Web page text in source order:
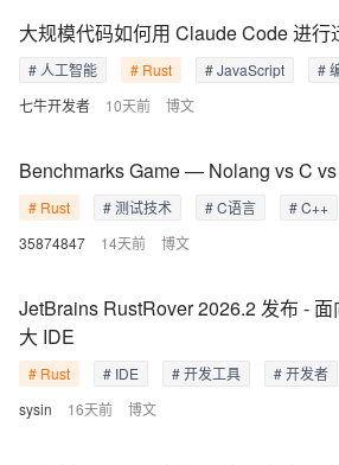
七牛开发者 10天前 博文
大规模代码如何用 Claude Code 进行
# 人工智能 # Rust # JavaScript #
35874847 14天前 博文
Benchmarks Game — Nolang vs C
# Rust # 测试技术 # C语言 # C++
sysin 16天前 博文
JetBrains RustRover 2026.2 发布 -
大 IDE
# Rust # IDE # 开发工具 # 开发者